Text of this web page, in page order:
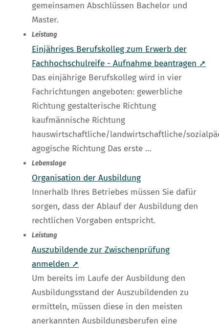
gemeinsamen Abschlüssen Bachelor und
Master.
Leistung
Einjähriges Berufskolleg zum Erwerb der
Fachhochschulreife - Aufnahme beantragen ➚
Das einjährige Berufskolleg wird in vier
Fachrichtungen angeboten: gewerbliche
Richtung gestalterische Richtung
kaufmännische Richtung
hauswirtschaftliche/landwirtschaftliche/
agogische Richtung Das erste …
Lebenslage
Organisation der Ausbildung
Innerhalb Ihres Betriebes müssen Sie dafür
sorgen, dass der Ablauf der Ausbildung den
rechtlichen Vorgaben entspricht.
Leistung
Auszubildende zur Zwischenprüfung
anmelden ➚
Um bereits im Laufe der Ausbildung den
Ausbildungsstand der Auszubildenden zu
ermitteln, müssen diese in den meisten
anerkannten Ausbildungsberufen eine